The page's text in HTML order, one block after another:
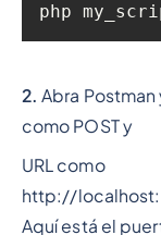
php
2.Abra
como POST y
URL como
http://
Aquí está el